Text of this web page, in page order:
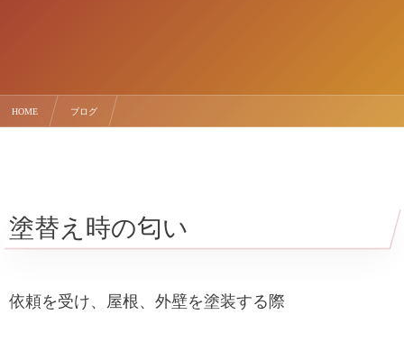
HOME ブログ
塗替え時の匂い
依頼を受け、屋根、外壁を塗装する際